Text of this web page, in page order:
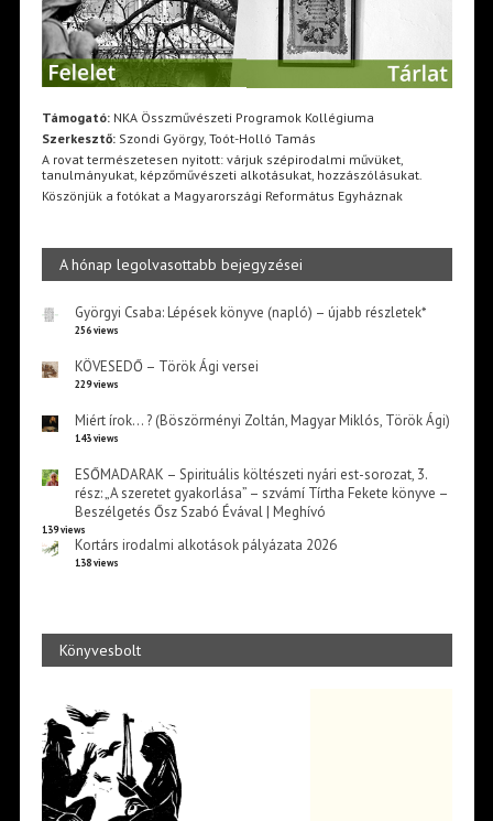
Támogató:NKA Összművészeti Programok Kollégiuma
Szerkesztő:Szondi György, Toót-Holló Tamás
A rovat természetesen nyitott: várjuk szépirodalmi művüket,
tanulmányukat, képzőművészeti alkotásukat, hozzászólásukat.
Köszönjük a fotókat a Magyarországi Református Egyháznak
A hónap legolvasottabb bejegyzései
Györgyi Csaba: Lépések könyve (napló) – újabb részletek*
256 views
KÖVESEDŐ – Török Ági versei
229 views
Miért írok… ? (Böszörményi Zoltán, Magyar Miklós, Török Ági)
143 views
ESŐMADARAK – Spirituális költészeti nyári est-sorozat, 3.
rész: „A szeretet gyakorlása” – szvámí Tírtha Fekete könyve –
Beszélgetés Ősz Szabó Évával | Meghívó
139 views
Kortárs irodalmi alkotások pályázata 2026
138 views
Könyvesbolt